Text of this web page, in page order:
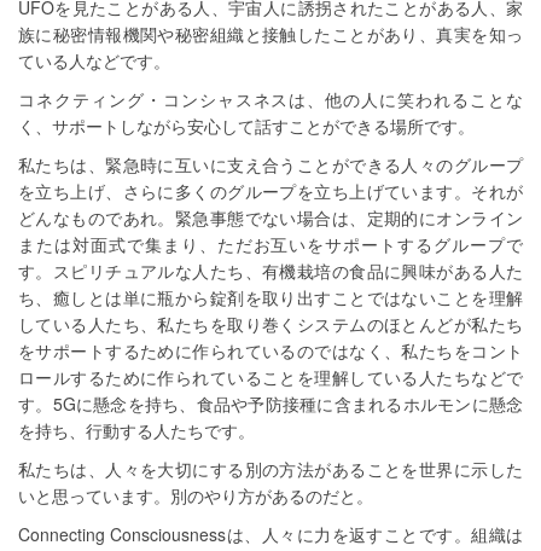
UFOを見たことがある人、宇宙人に誘拐されたことがある人、家
族に秘密情報機関や秘密組織と接触したことがあり、真実を知っ
ている人などです。
コネクティング・コンシャスネスは、他の人に笑われることな
く、サポートしながら安心して話すことができる場所です。
私たちは、緊急時に互いに支え合うことができる人々のグループ
を立ち上げ、さらに多くのグループを立ち上げています。それが
どんなものであれ。緊急事態でない場合は、定期的にオンライン
または対面式で集まり、ただお互いをサポートするグループで
す。スピリチュアルな人たち、有機栽培の食品に興味がある人た
ち、癒しとは単に瓶から錠剤を取り出すことではないことを理解
している人たち、私たちを取り巻くシステムのほとんどが私たち
をサポートするために作られているのではなく、私たちをコント
ロールするために作られていることを理解している人たちなどで
す。5Gに懸念を持ち、食品や予防接種に含まれるホルモンに懸念
を持ち、行動する人たちです。
私たちは、人々を大切にする別の方法があることを世界に示した
いと思っています。別のやり方があるのだと。
Connecting Consciousnessは、人々に力を返すことです。組織は